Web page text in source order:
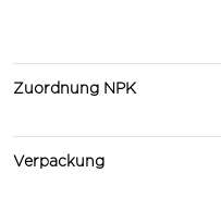
Zuordnung NPK
Verpackung